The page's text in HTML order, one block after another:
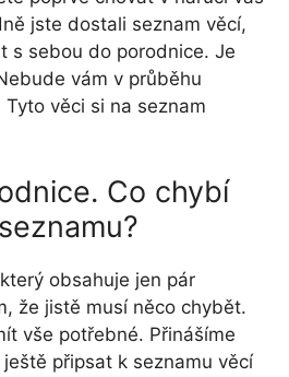
jste dostali seznam věcí,
s sebou do porodnice. Je
vám v průběhu
věci si na seznam
Co chybí
obsahuje jen pár
že jistě musí něco chybět.
vše potřebné. Přinášíme
připsat k seznamu věcí